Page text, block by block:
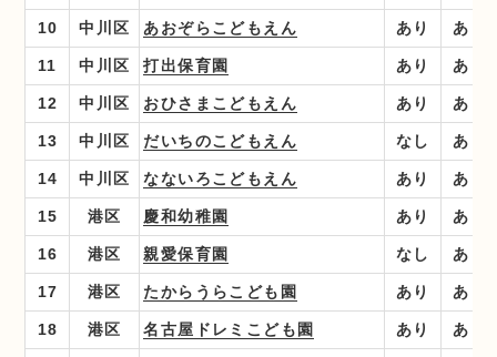
10 中川区 あおぞらこどもえん あり あり
11 中川区 打出保育園 あり あり
12 中川区 おひさまこどもえん あり あり
13 中川区 だいちのこどもえん なし あり
14 中川区 なないろこどもえん あり あり
15 港区 慶和幼稚園 あり あり
16 港区 親愛保育園 なし あり
17 港区 たからうらこども園 あり あり
18 港区 名古屋ドレミこども園 あり あり